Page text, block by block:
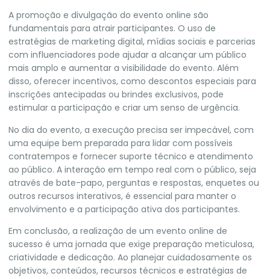
A promoção e divulgação do evento online são
fundamentais para atrair participantes. O uso de
estratégias de marketing digital, mídias sociais e parcerias
com influenciadores pode ajudar a alcançar um público
mais amplo e aumentar a visibilidade do evento. Além
disso, oferecer incentivos, como descontos especiais para
inscrições antecipadas ou brindes exclusivos, pode
estimular a participação e criar um senso de urgência.
No dia do evento, a execução precisa ser impecável, com
uma equipe bem preparada para lidar com possíveis
contratempos e fornecer suporte técnico e atendimento
ao público. A interação em tempo real com o público, seja
através de bate-papo, perguntas e respostas, enquetes ou
outros recursos interativos, é essencial para manter o
envolvimento e a participação ativa dos participantes.
Em conclusão, a realização de um evento online de
sucesso é uma jornada que exige preparação meticulosa,
criatividade e dedicação. Ao planejar cuidadosamente os
objetivos, conteúdos, recursos técnicos e estratégias de